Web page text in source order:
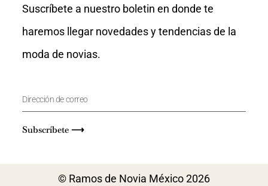
Suscríbete a nuestro boletin en donde te
haremos llegar novedades y tendencias de la
moda de novias.
Subscríbete ⟶
© Ramos de Novia México 2026